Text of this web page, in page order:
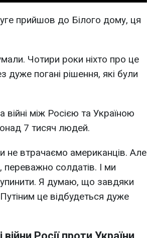
прийшов до Білого дому, ця
Чотири роки ніхто про це
дуже погані рішення, які були
між Росією та Україною
7 тисяч людей.
не втрачаємо американців. Але
переважно солдатів. І ми
Я думаю, що завдяки
це відбудеться дуже